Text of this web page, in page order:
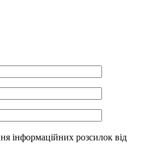
інформаційних розсилок від